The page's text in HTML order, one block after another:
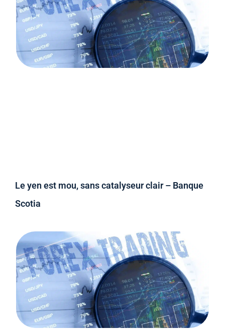
Le yen est mou, sans catalyseur clair – Banque
Scotia